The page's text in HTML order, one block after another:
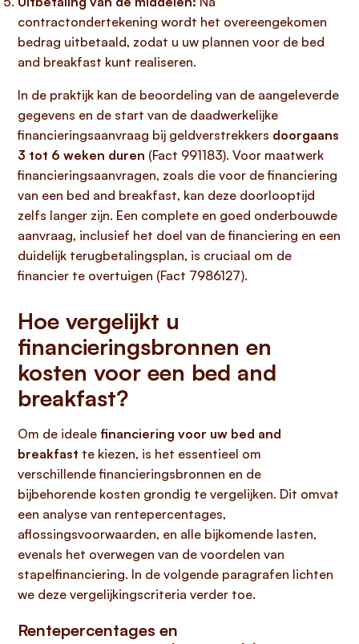
contractondertekening wordt het overeengekomen
bedrag uitbetaald, zodat u uw plannen voor de bed
and breakfast kunt realiseren.
In de praktijk kan de beoordeling van de aangeleverde
gegevens en de start van de daadwerkelijke
financieringsaanvraag bij geldverstrekkers doorgaans
3 tot 6 weken duren (Fact 991183). Voor maatwerk
financieringsaanvragen, zoals die voor de financiering
van een bed and breakfast, kan deze doorlooptijd
zelfs langer zijn. Een complete en goed onderbouwde
aanvraag, inclusief het doel van de financiering en een
duidelijk terugbetalingsplan, is cruciaal om de
financier te overtuigen (Fact 7986127).
Hoe vergelijkt u
financieringsbronnen en
kosten voor een bed and
breakfast?
Om de ideale financiering voor uw bed and
breakfast te kiezen, is het essentieel om
verschillende financieringsbronnen en de
bijbehorende kosten grondig te vergelijken. Dit omvat
een analyse van rentepercentages,
aflossingsvoorwaarden, en alle bijkomende lasten,
evenals het overwegen van de voordelen van
stapelfinanciering. In de volgende paragrafen lichten
we deze vergelijkingscriteria verder toe.
Rentepercentages en